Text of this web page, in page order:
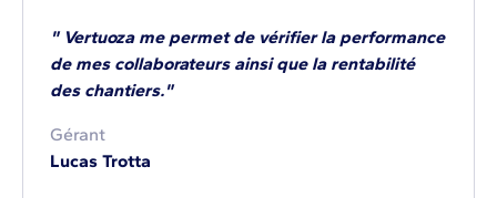
" Vertuoza me permet de vérifier la performance
de mes collaborateurs ainsi que la rentabilité
des chantiers."
Gérant
Lucas Trotta